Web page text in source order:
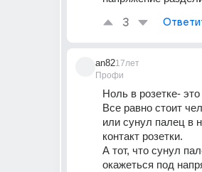
3
an82
Профи
17лет
Ноль в розетке-
Все равно стоит
или сунул палец в
контакт розетки.
А тот, что сунул
окажеться под